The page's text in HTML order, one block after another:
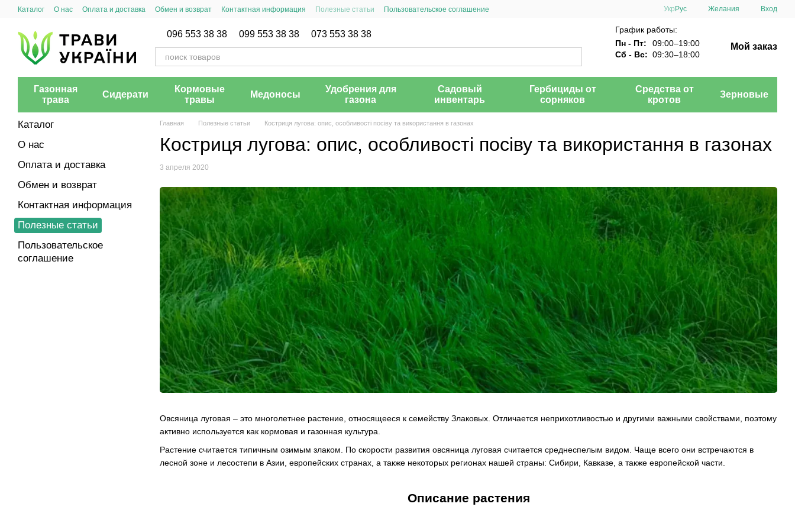
Перейти к основному контенту
Каталог О нас Оплата и доставка Обмен и возврат Контактная информация Полезные статьи Пользовательское соглашение Укр Рус Желания Вход
096 553 38 38 099 553 38 38 073 553 38 38
График работы:
Пн - Пт:
09:00–19:00
Сб - Вс: 09:30–18:00
Мой заказ
Газонная
трава
Сидерати
Кормовые
травы
Медоносы
Удобрения для
газона
Садовый
инвентарь
Гербициды от
сорняков
Средства от
кротов
Зерновые
Главная Полезные статьи Костриця лугова: опис, особливості посіву та використання в газонах
Костриця лугова: опис, особливості посіву та використання в газонах
3 апреля 2020
Овсяница луговая – это многолетнее растение, относящееся к семейству Злаковых. Отличается неприхотливостью и другими важными свойствами, поэтому
активно используется как кормовая и газонная культура.
Растение считается типичным озимым злаком. По скорости развития овсяница луговая считается среднеспелым видом. Чаще всего они встречаются в
лесной зоне и лесостепи в Азии, европейских странах, а также некоторых регионах нашей страны: Сибири, Кавказе, а также европейской части.
Описание растения
Каталог
О нас
Оплата и доставка
Обмен и возврат
Контактная информация
Полезные статьи
Пользовательское
соглашение